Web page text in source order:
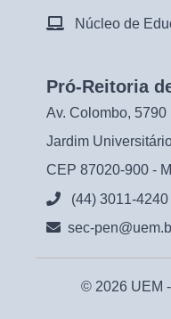
Núcleo de
Pró-Reitoria
Av. Colombo, 5790
Jardim
CEP 87020-900 -
(44) 3011-4240
sec-
© 2026 UEM -